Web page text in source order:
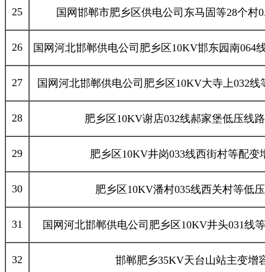
25 国网邯郸市肥乡区供电公司东马固等28个村
26 国网河北邯郸供电公司肥乡区10KV邯东园南064
27 国网河北邯郸供电公司肥乡区10KV大寺上032
28 肥乡区10KV谢店032线郝家堡低压线
29 肥乡区10KV井岗033线西街村等配变
30 肥乡区10KV潘村035线西关村等低
31 国网河北邯郸供电公司肥乡区10KV井头031线
32 邯郸肥乡35KV天台山站主变增